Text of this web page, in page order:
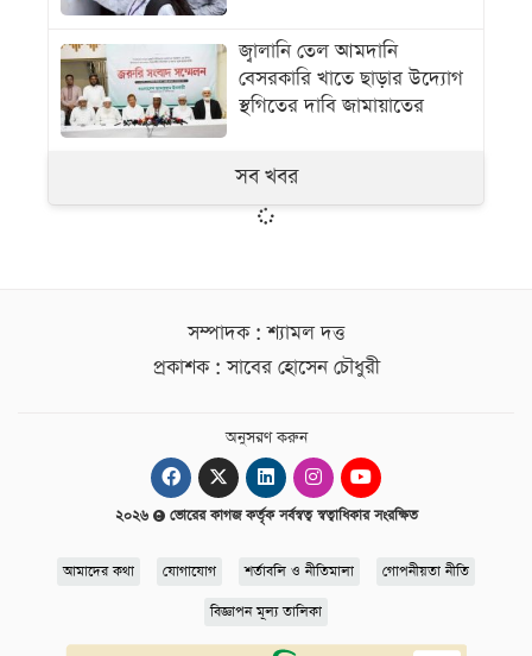
জ্বালানি তেল আমদানি
বেসরকারি খাতে ছাড়ার উদ্যোগ
স্থগিতের দাবি জামায়াতের
সব খবর
সম্পাদক : শ্যামল দত্ত
প্রকাশক : সাবের হোসেন চৌধুরী
অনুসরণ করুন
২০২৬ ভোরের কাগজ কর্তৃক সর্বস্বত্ব স্বত্বাধিকার সংরক্ষিত
আমাদের কথা যোগাযোগ শর্তাবলি ও নীতিমালা গোপনীয়তা নীতি
বিজ্ঞাপন মূল্য তালিকা